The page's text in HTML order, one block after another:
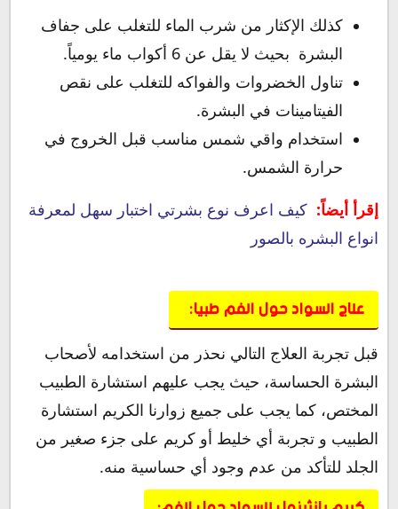
كذلك الإكثار من شرب الماء للتغلب على جفاف
البشرة بحيث لا يقل عن 6 أكواب ماء يومياً.
تناول الخضروات والفواكه للتغلب على نقص
الفيتامينات في البشرة.
استخدام واقي شمس مناسب قبل الخروج في
حرارة الشمس.
إقرأ أيضاً: كيف اعرف نوع بشرتي اختبار سهل لمعرفة
انواع البشره بالصور
علاج السواد حول الفم طبيا:
قبل تجربة العلاج التالي نحذر من استخدامه لأصحاب
البشرة الحساسة، حيث يجب عليهم استشارة الطبيب
المختص، كما يجب على جميع زوارنا الكريم استشارة
الطبيب و تجربة أي خليط أو كريم على جزء صغير من
الجلد للتأكد من عدم وجود أي حساسية منه.